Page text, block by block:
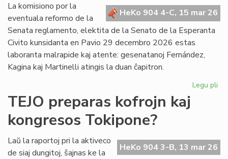
HeKo 904 4-C, 15 mar 26
La komisiono por la
eventuala reformo de la
Senata reglamento, elektita de la Senato de la Esperanta
Civito kunsidanta en Pavio 29 decembro 2026 estas
laboranta malrapide kaj atente: gesenatanoj Fernández,
Kagina kaj Martinelli atingis la duan ĉapitron.
Legu pli
el
TEJO preparas kofrojn kaj
kongresos Tokipone?
HeKo 904 3-B, 13 mar 26
Laŭ la raportoj pri la aktiveco
de siaj dungitoj, ŝajnas ke la